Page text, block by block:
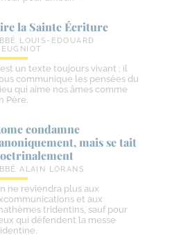
la Sainte Écriture
LOUIS-EDOUARD
un texte toujours vivant ; il
communique les pensées du
qui aime nos âmes comme
Père.
condamne
mais se tait
ALAIN LORANS
ne reviendra plus aux
et aux
tridentins, sauf pour
qui défendent la messe